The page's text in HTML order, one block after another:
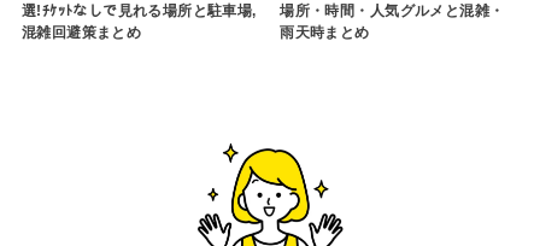
選!ﾁｹｯﾄなしで見れる場所と駐車場,
混雑回避策まとめ
場所・時間・人気グルメと混雑・
雨天時まとめ